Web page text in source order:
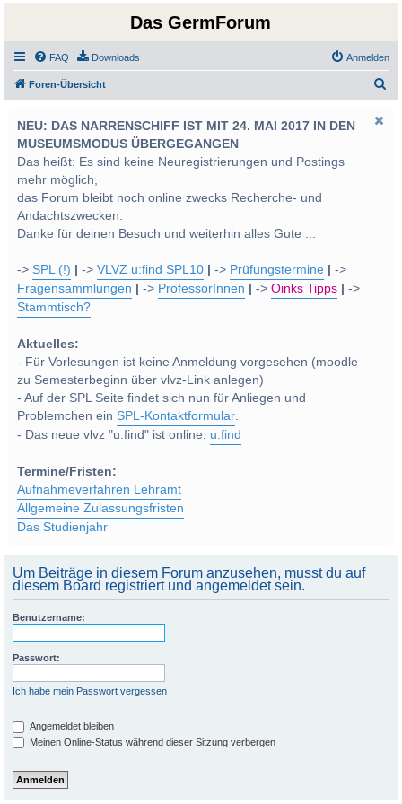
Das GermForum
FAQ Downloads Anmelden
Foren-Übersicht
NEU: DAS NARRENSCHIFF IST MIT 24. MAI 2017 IN DEN
MUSEUMSMODUS ÜBERGEGANGEN
Das heißt: Es sind keine Neuregistrierungen und Postings
mehr möglich,
das Forum bleibt noch online zwecks Recherche- und
Andachtszwecken.
Danke für deinen Besuch und weiterhin alles Gute ...
->SPL (!) ->VLVZ u:find SPL10 -> Prüfungstermine
->
Fragensammlungen
-> ProfessorInnen ->Oinks Tipps
->
Stammtisch?
Aktuelles:
- Für Vorlesungen ist keine Anmeldung vorgesehen (moodle
zu Semesterbeginn über vlvz-Link anlegen)
- Auf der SPL Seite findet sich nun für Anliegen und
Problemchen einSPL-Kontaktformular.
- Das neue vlvz "u:find" ist online: u:find
Termine/Fristen:
Aufnahmeverfahren Lehramt
Allgemeine Zulassungsfristen
Das Studienjahr
Um Beiträge in diesem Forum anzusehen, musst du auf
diesem Board registriert und angemeldet sein.
Benutzername:
Passwort:
Ich habe mein Passwort vergessen
Angemeldet bleiben
Meinen Online-Status während dieser Sitzung verbergen